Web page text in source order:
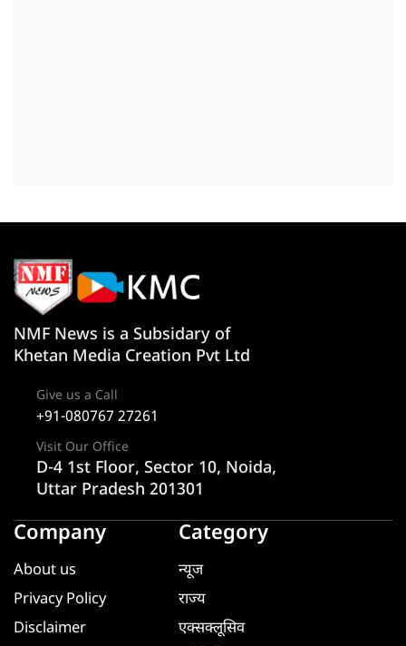
NMF News is a Subsidary of
Khetan Media Creation Pvt Ltd
Give us a Call
+91-080767 27261
Visit Our Office
D-4 1st Floor, Sector 10, Noida,
Uttar Pradesh 201301
Company
About us
Privacy Policy
Disclaimer
Category
न्यूज
राज्य
एक्सक्लूसिव